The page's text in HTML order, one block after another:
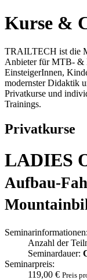
Kurse &
TRAILTECH ist die
Anbieter für MTB- &
EinsteigerInnen,
modernster Didaktik
Privatkurse und
Trainings.
Privatkurse
LADIES
Aufbau-
Seminarinformationen:
Anzahl der
Seminardauer:
Seminarpreis:
119,00 € Preis